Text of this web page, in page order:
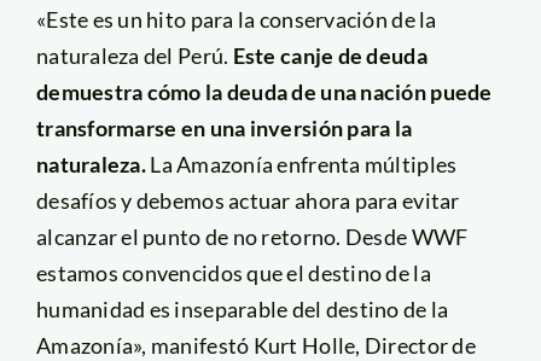
«Este es un hito para la conservación de la
naturaleza del Perú. Este canje de deuda
demuestra cómo la deuda de una nación puede
transformarse en una inversión para la
naturaleza.La Amazonía enfrenta múltiples
desafíos y debemos actuar ahora para evitar
alcanzar el punto de no retorno. Desde WWF
estamos convencidos que el destino de la
humanidad es inseparable del destino de la
Amazonía», manifestó Kurt Holle, Director de